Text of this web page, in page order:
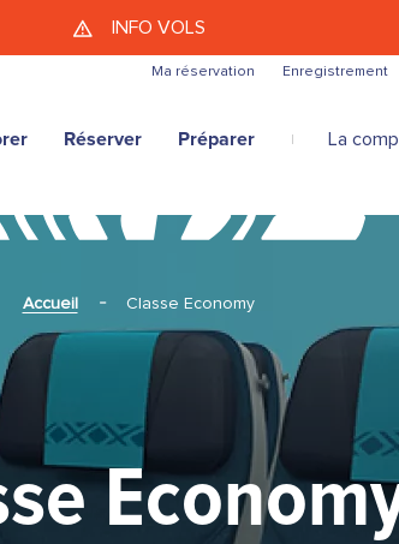
Aller au contenu principal
INFO VOLS
Ma réservation Enregistrement
Réserver Préparer La
Accueil Classe Economy